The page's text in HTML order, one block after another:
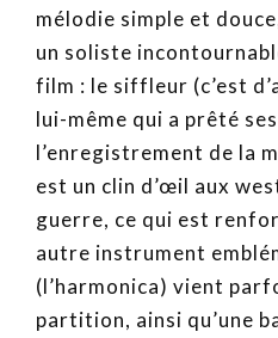
mélodie simple et
un soliste
film : le siffleur (c’est
lui-même qui a prêté
l’enregistrement de la
est un clin d’œil aux
guerre, ce qui est
autre instrument
(l’harmonica) vient
partition, ainsi qu’une